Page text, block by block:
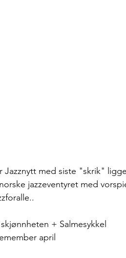
Jazznytt med siste "skrik"
jazzeventyret med
+ Salmesykkel
april